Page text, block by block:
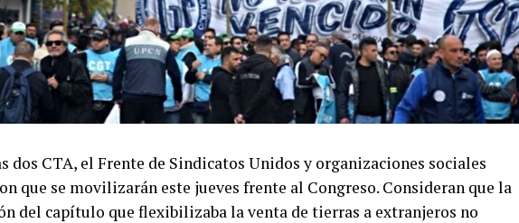
dos CTA, el Frente de Sindicatos Unidos y organizaciones sociales
que se movilizarán este jueves frente al Congreso. Consideran que la
del capítulo que flexibilizaba la venta de tierras a extranjeros no